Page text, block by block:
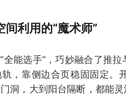
利用的“魔术师”
全能选手”，巧妙融合了推
，靠侧边合页稳固固定
洞，大到阳台隔断，都能